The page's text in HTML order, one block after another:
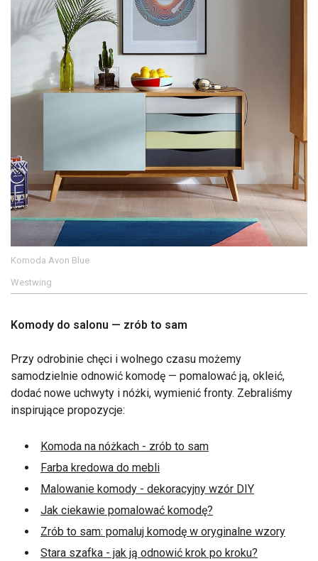
Komoda Avon Blue
Westwing
Komody do salonu — zrób to sam
Przy odrobinie chęci i wolnego czasu możemy
samodzielnie odnowić komodę — pomalować ją, okleić,
dodać nowe uchwyty i nóżki, wymienić fronty. Zebraliśmy
inspirujące propozycje:
Komoda na nóżkach - zrób to sam
Farba kredowa do mebli
Malowanie komody - dekoracyjny wzór DIY
Jak ciekawie pomalować komodę?
Zrób to sam: pomaluj komodę w oryginalne wzory
Stara szafka - jak ją odnowić krok po kroku?